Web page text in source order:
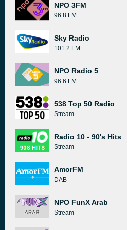
NPO 3FM
96.8 FM
Sky Radio
101.2 FM
NPO Radio 5
96.6 FM
538 Top 50 Radio
Stream
Radio 10 - 90's Hits
Stream
AmorFM
DAB
NPO FunX Arab
Stream